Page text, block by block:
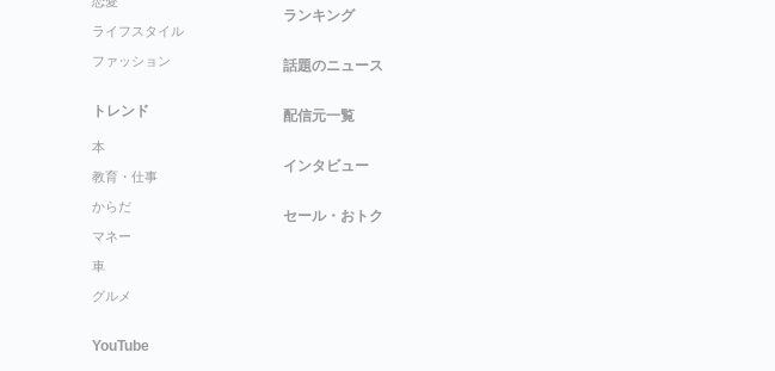
ライフスタイル
ファッション
トレンド
本
教育・仕事
からだ
マネー
車
グルメ
YouTube
ランキング
話題のニュース
配信元一覧
インタビュー
セール・おトク